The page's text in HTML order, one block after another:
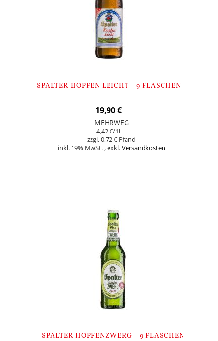
SPALTER HOPFEN LEICHT - 9 FLASCHEN
19,90 €
MEHRWEG
4,42 €/1l
0,72 €
inkl. 19% MwSt. ,exkl.Versandkosten
SPALTER HOPFENZWERG - 9 FLASCHEN